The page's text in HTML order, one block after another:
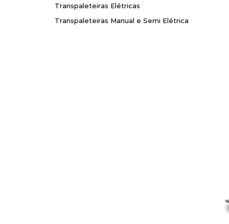
Transpaleteiras Elétricas
Transpaleteiras Elétricas
Transpaleteiras Manual e Semi Elétrica
Transpaleteiras Manual e Semi Elétrica